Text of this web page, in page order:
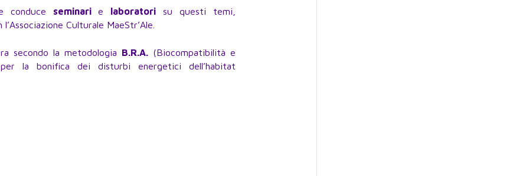
conduce seminarie laboratori su questi temi,
Culturale MaeStr’Ale.
secondo la metodologia B.R.A.(Biocompatibilità e
per la bonifica dei disturbi energetici dell’habitat